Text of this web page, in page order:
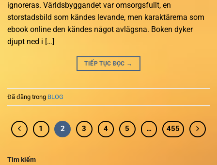
ignoreras. Världsbyggandet var omsorgsfullt, en
storstadsbild som kändes levande, men karaktärerna som
ebook online den kändes något avlägsna. Boken dyker
djupt ned i […]
TIẾP TỤC ĐỌC →
Đã đăng trong BLOG
1 2 3 4 5 … 455
Tìm kiếm